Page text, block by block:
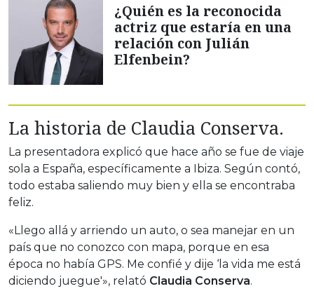
¿Quién es la reconocida
actriz que estaría en una
relación con Julián
Elfenbein?
La historia de Claudia Conserva.
La presentadora explicó que hace año se fue de viaje
sola a España, específicamente a Ibiza. Según contó,
todo estaba saliendo muy bien y ella se encontraba
feliz.
«Llego allá y arriendo un auto, o sea manejar en un
país que no conozco con mapa, porque en esa
época no había GPS. Me confié y dije ‘la vida me está
diciendo juegue'», relató Claudia Conserva.